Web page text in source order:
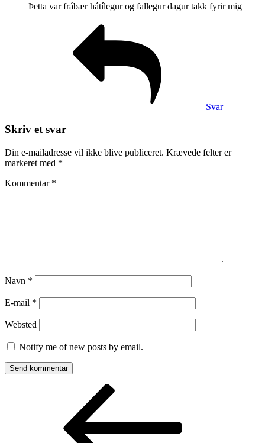
Þetta var frábær hátílegur og fallegur dagur takk fyrir mig
Svar
Skriv et svar
Din e-mailadresse vil ikke blive publiceret. Krævede felter er
markeret med *
Kommentar *
Navn *
E-mail *
Websted
Notify me of new posts by email.
Indlægsnavigation